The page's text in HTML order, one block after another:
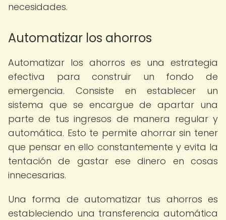
necesidades.
Automatizar los ahorros
Automatizar los ahorros es una estrategia
efectiva para construir un fondo de
emergencia. Consiste en establecer un
sistema que se encargue de apartar una
parte de tus ingresos de manera regular y
automática. Esto te permite ahorrar sin tener
que pensar en ello constantemente y evita la
tentación de gastar ese dinero en cosas
innecesarias.
Una forma de automatizar tus ahorros es
estableciendo una transferencia automática